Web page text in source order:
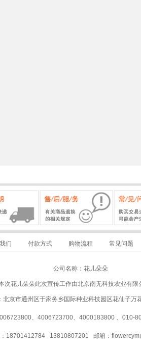
们 付款方式 购物流程 常见问题
公司名称：花儿朵朵
次花儿朵朵此次宣传工作由北京南无科技农业有限
北京市通州区于家务乡国际种业科技园区花仙子万
、4006723700、4000183800 、010-
18701412784 13810807201 邮箱：